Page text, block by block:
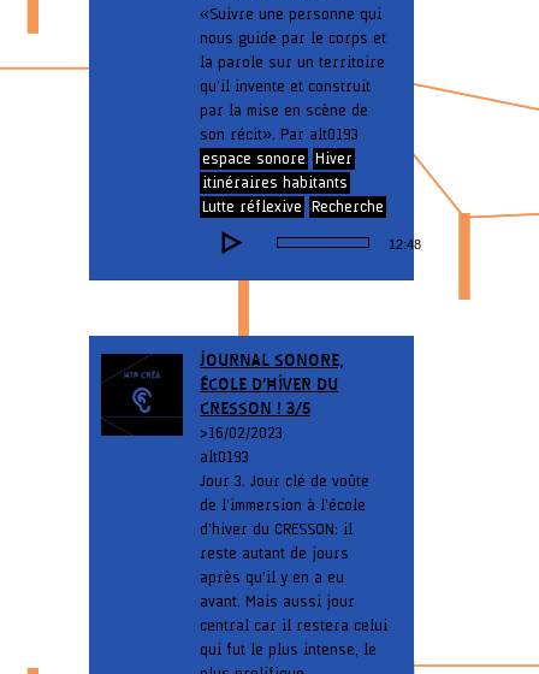
« Suivre une personne qui
nous guide par le corps et
la parole sur un territoire
qu’il invente et construit
par la mise en scène de
son récit ». Par alt0193
espace sonore
Hiver
itinéraires habitants
Lutte réflexive
Recherche
Lecteur
audio
12:48
JOURNAL SONORE,
ÉCOLE D’HIVER DU
CRESSON ! 3/5
> 16/02/2023
alt0193
Jour 3. Jour clé de voûte
de l’immersion à l’école
d’hiver du CRESSON: il
reste autant de jours
après qu’il y en a eu
avant. Mais aussi jour
central car il restera celui
qui fut le plus intense, le